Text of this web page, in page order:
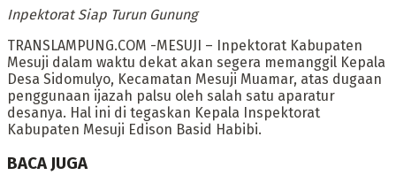
Inpektorat Siap Turun Gunung
TRANSLAMPUNG.COM -MESUJI – Inpektorat Kabupaten
Mesuji dalam waktu dekat akan segera memanggil Kepala
Desa Sidomulyo, Kecamatan Mesuji Muamar, atas dugaan
penggunaan ijazah palsu oleh salah satu aparatur
desanya. Hal ini di tegaskan Kepala Inspektorat
Kabupaten Mesuji Edison Basid Habibi.
BACA JUGA